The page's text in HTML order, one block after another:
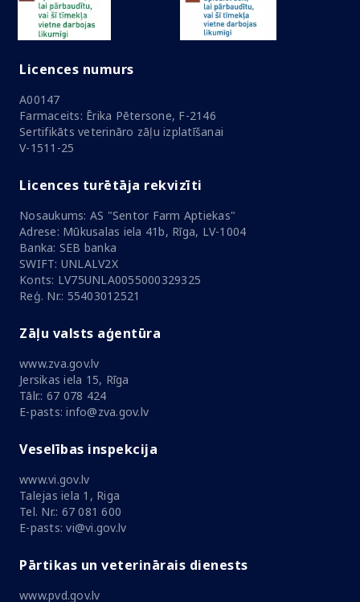
Licences numurs
A00147
Farmaceits: Ērika Pētersone, F-2146
Sertifikāts veterināro zāļu izplatīšanai
V-1511-25
Licences turētāja rekvizīti
Nosaukums: AS "Sentor Farm Aptiekas"
Adrese: Mūkusalas iela 41b, Rīga, LV-1004
Banka: SEB banka
SWIFT: UNLALV2X
Konts: LV75UNLA0055000329325
Reģ. Nr.: 55403012521
Zāļu valsts aģentūra
www.zva.gov.lv
Jersikas iela 15, Rīga
Tālr.: 67 078 424
E-pasts: info@zva.gov.lv
Veselības inspekcija
www.vi.gov.lv
Talejas iela 1, Riga
Tel. Nr.: 67 081 600
E-pasts: vi@vi.gov.lv
Pārtikas un veterinārais dienests
www.pvd.gov.lv